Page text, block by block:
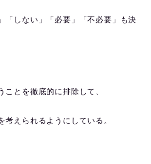
「しない」「必要」「不必要」も決
ことを徹底的に排除して、
考えられるようにしている。